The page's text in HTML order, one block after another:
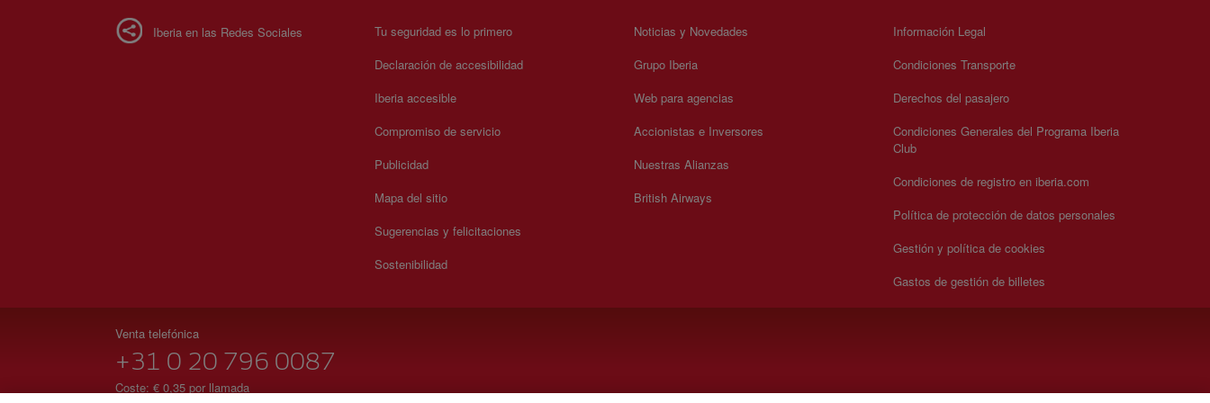
Iberia en las Redes Sociales
Tu seguridad es lo primero
Declaración de accesibilidad
Iberia accesible
Compromiso de servicio
Publicidad
Mapa del sitio
Sugerencias y felicitaciones
Sostenibilidad
Noticias y Novedades
Grupo Iberia
Web para agencias
Accionistas e Inversores
Nuestras Alianzas
British Airways
Información Legal
Condiciones Transporte
Derechos del pasajero
Condiciones Generales del Programa Iberia
Club
Condiciones de registro en iberia.com
Política de protección de datos personales
Gestión y política de cookies
Gastos de gestión de billetes
Venta telefónica
+31 0 20 796 0087
Coste: € 0,35 por llamada